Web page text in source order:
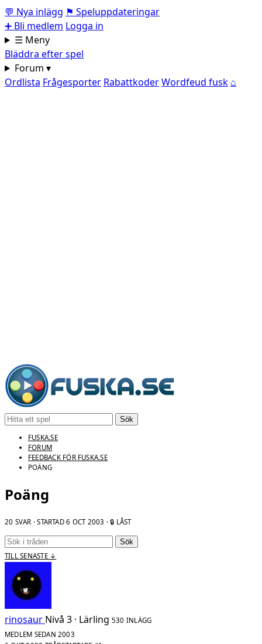
💬 Nya inlägg ⚑ Speluppdateringar
➕ Bli medlem Logga in
☰ Meny
Bläddra efter spel
Forum ▾
Ordlista Frågesporter RabattkoderWordfeud fusk ⌂
Sök
FUSKA.SE
FORUM
FEEDBACK FÖR FUSKA.SE
POÄNG
Poäng
20 SVAR · STARTAD6 OCT 2003 · 🔒 LÅST
Sök
TILL SENASTE ↓
rinosaur Nivå 3 · Lärling 530 INLÄGG
MEDLEM SEDAN 2003